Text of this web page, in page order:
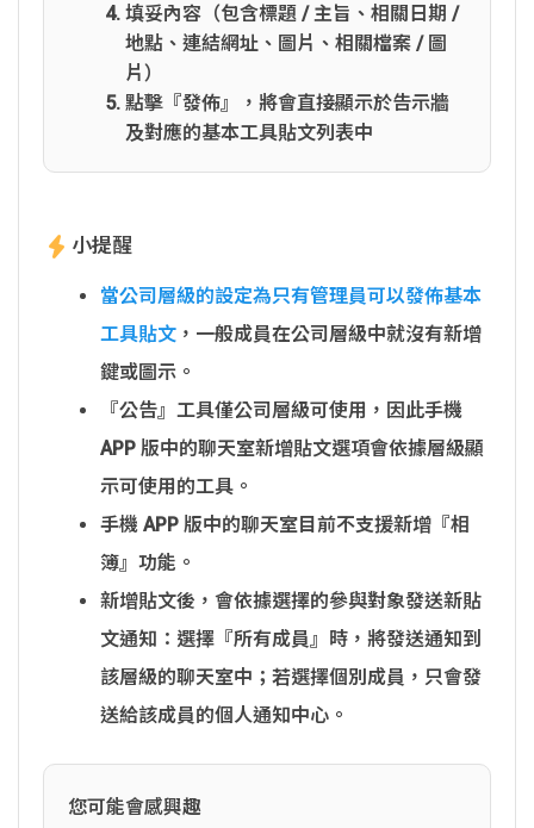
填妥內容（包含標題 / 主旨、相關日期 /
地點、連結網址、圖片、相關檔案 / 圖
片）
點擊『發佈』，將會直接顯示於告示牆
及對應的基本工具貼文列表中
小提醒
當公司層級的設定為只有管理員可以發佈基本
工具貼文 ，一般成員在公司層級中就沒有新增
鍵或圖示。
『公告』工具僅公司層級可使用，因此手機
APP 版中的聊天室新增貼文選項會依據層級顯
示可使用的工具。
手機 APP 版中的聊天室目前不支援新增『相
簿』功能。
新增貼文後，會依據選擇的參與對象發送新貼
文通知：選擇『所有成員』時，將發送通知到
該層級的聊天室中；若選擇個別成員，只會發
送給該成員的個人通知中心。
您可能會感興趣